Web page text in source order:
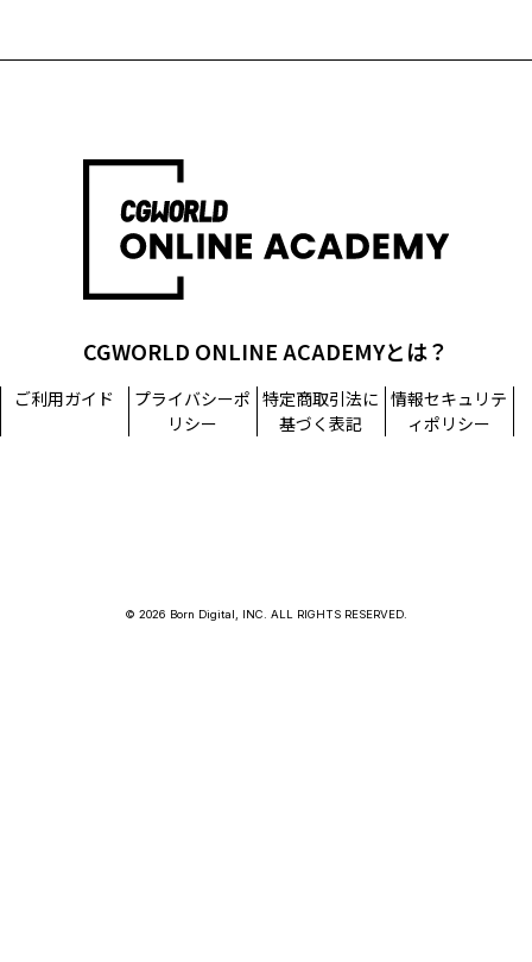
CGWORLD ONLINE ACADEMYとは？
ご利用ガイド
プライバシーポ
リシー
特定商取引法に
基づく表記
情報セキュリテ
ィポリシー
© 2026 Born Digital, INC. ALL RIGHTS RESERVED.